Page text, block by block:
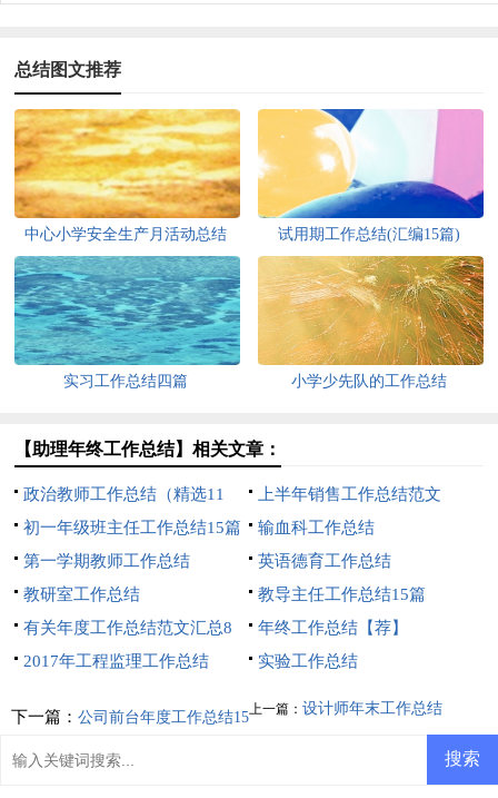
总结图文推荐
中心小学安全生产月活动总结 试用期工作总结(汇编15篇)
实习工作总结四篇 小学少先队的工作总结
【助理年终工作总结】相关文章：
政治教师工作总结（精选11
篇）
上半年销售工作总结范文
初一年级班主任工作总结15篇
输血科工作总结
第一学期教师工作总结
英语德育工作总结
教研室工作总结
教导主任工作总结15篇
有关年度工作总结范文汇总8
篇
年终工作总结【荐】
2017年工程监理工作总结
实验工作总结
上一篇： 设计师年末工作总结
下一篇： 公司前台年度工作总结15